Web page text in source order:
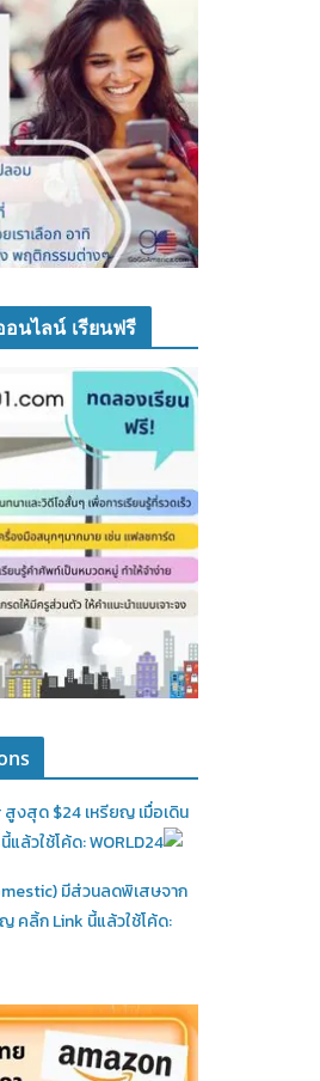
นไลน์ เรียนฟรี
งสุด $24 เหรียญ เมื่อเดิน
แล้วใช้โค้ด: WORLD24
มีส่วนลดพิเสษจาก
คลิ้ก Link นี้แล้วใช้โค้ด: